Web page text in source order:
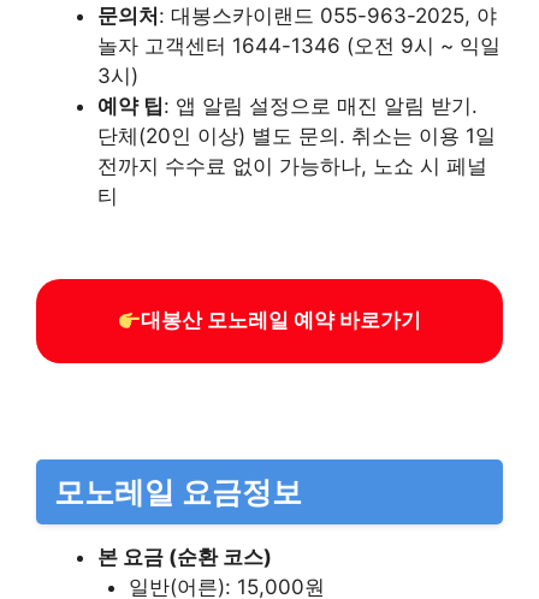
문의처 : 대봉스카이랜드 055-963-2025, 야
놀자 고객센터 1644-1346 (오전 9시 ~ 익일
3시)
예약 팁: 앱 알림 설정으로 매진 알림 받기.
단체(20인 이상) 별도 문의. 취소는 이용 1일
전까지 수수료 없이 가능하나, 노쇼 시 페널
티
대봉산 모노레일 예약 바로가기
모노레일 요금정보
본 요금 (순환 코스)
일반(어른): 15,000원